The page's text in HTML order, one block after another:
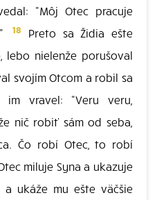
"Môj Otec pracuje
18
Preto sa Židia ešte
lebo nielenže porušoval
svojím Otcom a robil sa
im vravel: "Veru veru,
nič robiť sám od seba,
Čo robí Otec, to robí
miluje Syna a ukazuje
ukáže mu ešte väčšie